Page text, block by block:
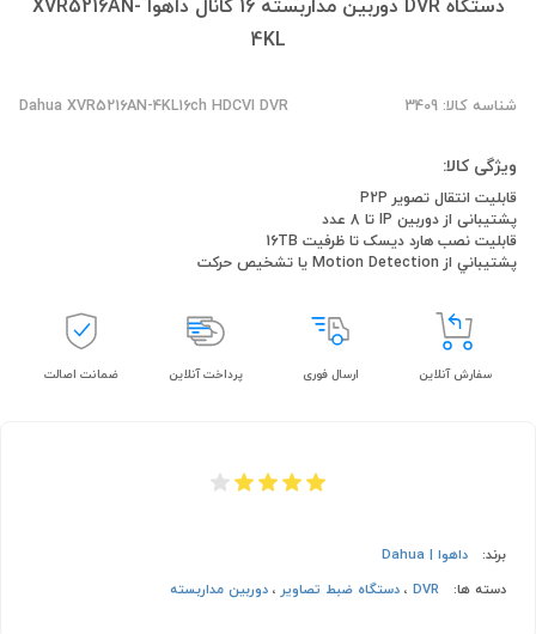
4KL
شناسه کالا: 3409 Dahua XVR5216AN-4KL16ch HDCVI DVR
ویژگی کالا:
قابلیت انتقال تصویر P2P
پشتیبانی از دوربین IP تا 8 عدد
قابلیت نصب هارد دیسک تا ظرفیت 16TB
پشتيباني از Motion Detection یا تشخیص حرکت
سفارش آنلاین ارسال فوری پرداخت آنلاین ضمانت اصالت
برند:
داهوا | Dahua
دسته ها:
DVR ، دستگاه ضبط تصاویر ، دوربین مداربسته